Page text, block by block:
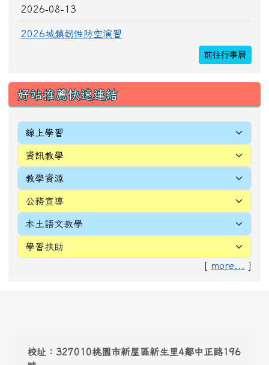
2026-08-13
2026城鎮韌性防空演習
前往行事曆
好站推薦快速連結
[ more... ]
校址：327010桃園市新屋區新生里4鄰中正路196